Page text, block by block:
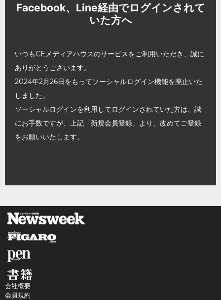
Facebook、Line経由でログインされて
いた方へ
いつもCEメディアハウスのサービスをご利用いただき、誠に
ありがとうございます。
2024年2月26日をもってソーシャルログイン機能を廃止いた
しました。
ソーシャルログインを利用してログインされていた方は、誠
にお手数ですが、上記「新規会員登録」より、改めてご登録
をお願いいたします。
会社概要
会員規約